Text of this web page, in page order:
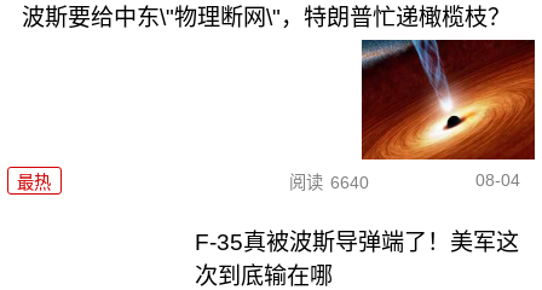
波斯要给中东\"物理断网\"，特朗普忙递橄榄枝？
最热 阅读 6640 08-04
F-35真被波斯导弹端了！美军这
次到底输在哪